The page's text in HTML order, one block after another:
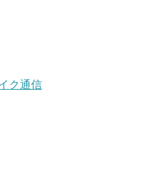
ク通信